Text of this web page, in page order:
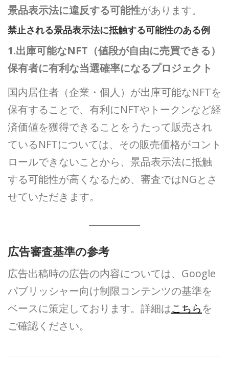
景品表示法に違反する可能性があります。
禁止される景品表示法に抵触する可能性のある例
1.出庫可能なNFT（値段が自由に売買できる）
保有者に有利な当選確率になるプロジェクト
国内居住者（企業・個人）が出庫可能なNFTを
保有することで、有利にNFTやトークンなど経
済価値を獲得できることをうたって販売され
ているNFTについては、その販売価格がコント
ロールできないことから、景品表示法に抵触
する可能性が高くなるため、審査ではNGとさ
せていただきます。
広告審査基準の参考
広告出稿時の広告の内容については、Google
パブリッシャー向け制限コンテンツの基準を
ベースに策定しております。詳細はこちらを
ご確認ください。